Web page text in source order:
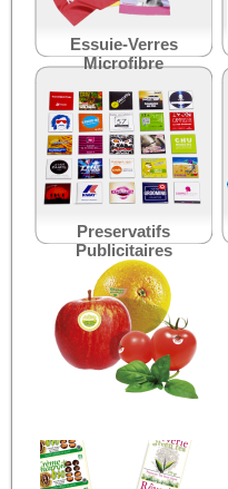
Essuie-Verres
Microfibre
Preservatifs
Publicitaires
Alimentaire